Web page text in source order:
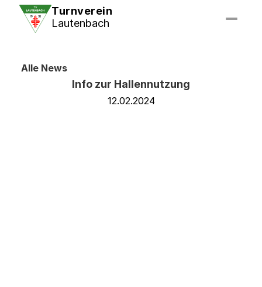
Turnverein
Lautenbach
Alle News
Info zur Hallennutzung
12.02.2024